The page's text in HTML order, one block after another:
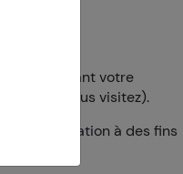
concernant votre
que vous visitez).
leur utilisation à des fins